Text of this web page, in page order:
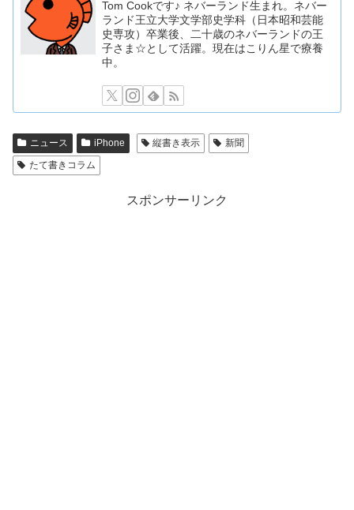
Tom Cookです♪ ネバーランド生まれ。ネバー
ランド王立大学文学部史学科（日本昭和芸能
史専攻）卒業後、二十歳のネバーランドの王
子さま☆として活躍。現在はこりん星で療養
中。
ニュース iPhone 縦書き表示
新聞
たて書きコラム
スポンサーリンク